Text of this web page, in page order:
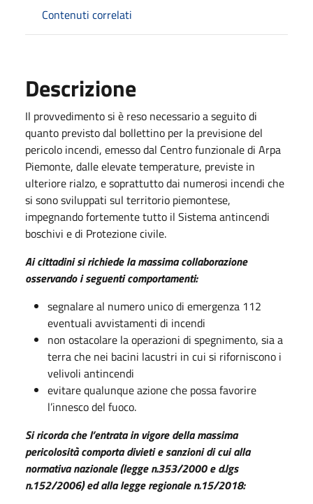
Contenuti correlati
Descrizione
Il provvedimento si è reso necessario a seguito di
quanto previsto dal bollettino per la previsione del
pericolo incendi, emesso dal Centro funzionale di Arpa
Piemonte, dalle elevate temperature, previste in
ulteriore rialzo, e soprattutto dai numerosi incendi che
si sono sviluppati sul territorio piemontese,
impegnando fortemente tutto il Sistema antincendi
boschivi e di Protezione civile.
Ai cittadini si richiede la massima collaborazione
osservando i seguenti comportamenti:
segnalare al numero unico di emergenza 112
eventuali avvistamenti di incendi
non ostacolare la operazioni di spegnimento, sia a
terra che nei bacini lacustri in cui si riforniscono i
velivoli antincendi
evitare qualunque azione che possa favorire
l’innesco del fuoco.
Si ricorda che l’entrata in vigore della massima
pericolosità comporta divieti e sanzioni di cui alla
normativa nazionale (legge n.353/2000 e d.lgs
n.152/2006) ed alla legge regionale n.15/2018: